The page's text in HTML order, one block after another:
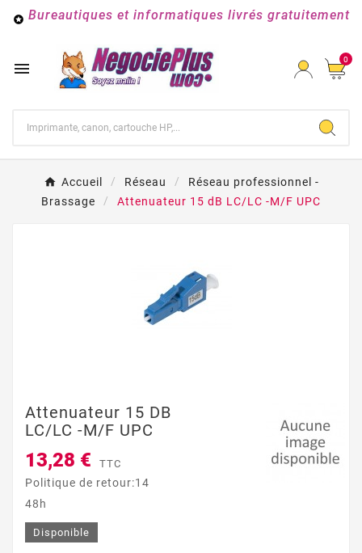
 Bureautiques et informatiques livrés gratuitement
 0
Accueil Réseau
Réseau professionnel -
Brassage
Attenuateur 15 dB LC/LC -M/F UPC
Attenuateur 15 DB
LC/LC -M/F UPC
13,28 € TTC
Politique de retour:14
48h
Disponible